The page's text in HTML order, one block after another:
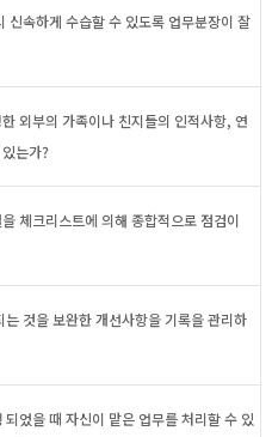
신속하게 수습할 수 있도록 업무분장이 잘
외부의 가족이나 친지들의 인적사항, 연
는가?
체크리스트에 의해 종합적으로 점검이
것을 보완한 개선사항을 기록을 관리하
었을 때 자신이 맡은 업무를 처리할 수 있